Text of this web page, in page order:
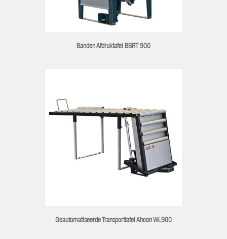
Banden Afdruktafel BBRT 900
Geautomatiseerde Transporttafel Ahcon WL900